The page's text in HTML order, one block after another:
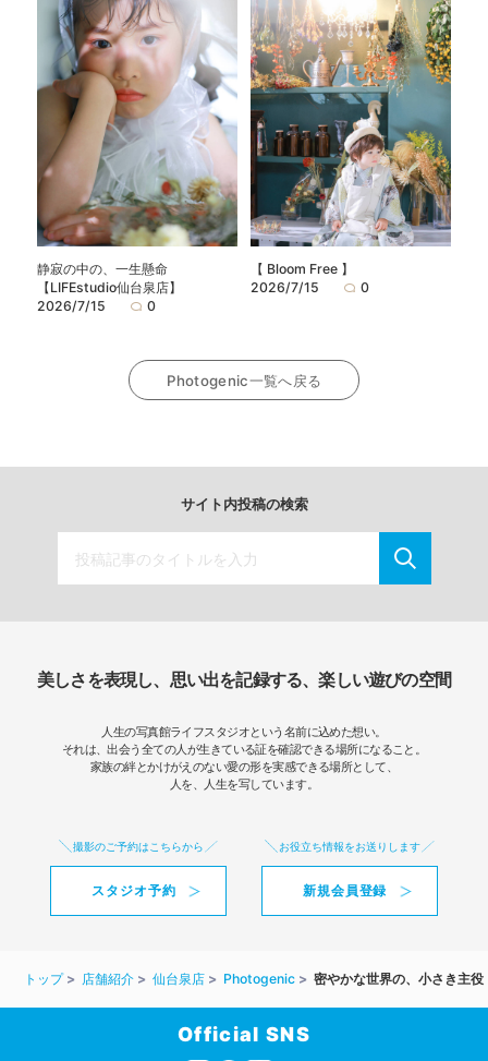
静寂の中の、一生懸命
【LIFEstudio仙台泉店】
2026/7/15
0
【 Bloom Free 】
2026/7/15
0
Photogenic一覧へ戻る
サイト内投稿の検索
美しさを表現し、思い出を記録する、楽しい遊びの空間
人生の写真館ライフスタジオという名前に込めた想い。
それは、出会う全ての人が生きている証を確認できる場所になること。
家族の絆とかけがえのない愛の形を実感できる場所として、
人を、人生を写しています。
撮影のご予約はこちらから
スタジオ予約
お役立ち情報をお送りします
新規会員登録
トップ 店舗紹介 仙台泉店 Photogenic 密やかな世界の、小さき主役
Official SNS